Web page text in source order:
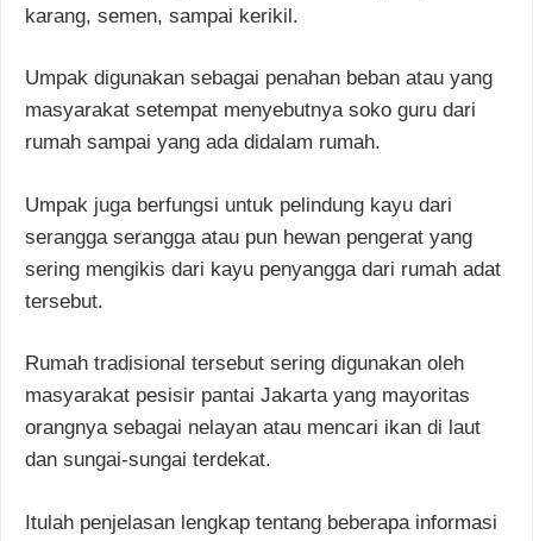
karang, semen, sampai kerikil.
Umpak digunakan sebagai penahan beban atau yang
masyarakat setempat menyebutnya soko guru dari
rumah sampai yang ada didalam rumah.
Umpak juga berfungsi untuk pelindung kayu dari
serangga serangga atau pun hewan pengerat yang
sering mengikis dari kayu penyangga dari rumah adat
tersebut.
Rumah tradisional tersebut sering digunakan oleh
masyarakat pesisir pantai Jakarta yang mayoritas
orangnya sebagai nelayan atau mencari ikan di laut
dan sungai-sungai terdekat.
Itulah penjelasan lengkap tentang beberapa informasi